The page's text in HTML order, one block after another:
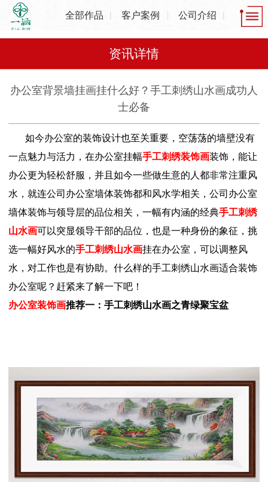
全部作品 客户案例 公司介绍
资讯详情
办公室背景墙挂画挂什么好？手工刺绣山水画成功人
士必备
如今办公室的装饰设计也至关重要，空荡荡的墙壁没有
一点魅力与活力，在办公室挂幅手工刺绣装饰画装饰，能让
办公更为轻松舒服，并且如今一些做生意的人都非常注重风
水，就连公司办公室墙体装饰都和风水学相关，公司办公室
墙体装饰与领导层的品位相关，一幅有内涵的经典手工刺绣
山水画可以突显领导干部的品位，也是一种身份的象征，挑
选一幅好风水的手工刺绣山水画挂在办公室，可以调整风
水，对工作也是有协助。什么样的手工刺绣山水画适合装饰
办公室呢？赶紧来了解一下吧！
办公室装饰画推荐一：手工刺绣山水画之青绿聚宝盆